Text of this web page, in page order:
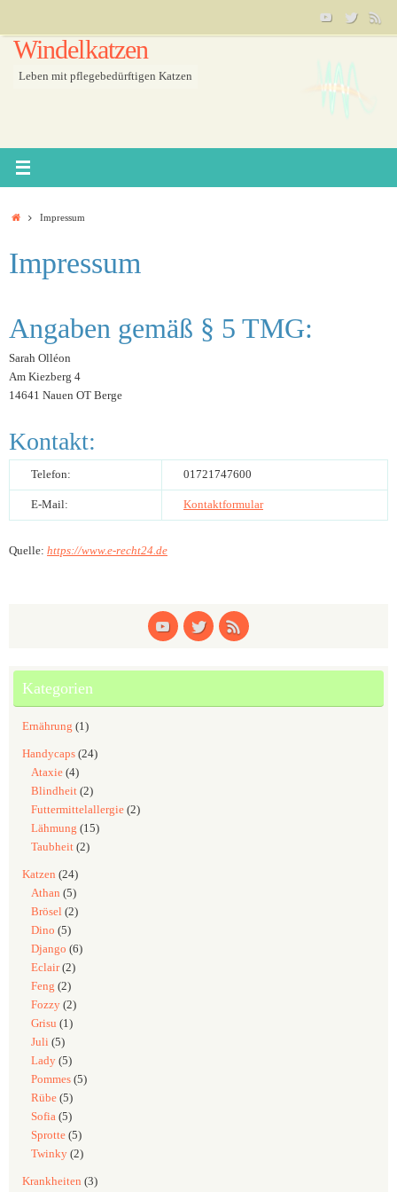
content
Windelkatzen
Leben mit pflegebedürftigen Katzen
HomeImpressum
Impressum
Angaben gemäß § 5 TMG:
Sarah Olléon
Am Kiezberg 4
14641 Nauen OT Berge
Kontakt:
Telefon: 01721747600
E-Mail: Kontaktformular
Quelle: https://www.e-recht24.de
Kategorien
Ernährung (1)
Handycaps (24)
Ataxie (4)
Blindheit (2)
Futtermittelallergie (2)
Lähmung (15)
Taubheit (2)
Katzen (24)
Athan (5)
Brösel (2)
Dino (5)
Django (6)
Eclair(2)
Feng (2)
Fozzy (2)
Grisu (1)
Juli (5)
Lady (5)
Pommes (5)
Rübe (5)
Sofia (5)
Sprotte (5)
Twinky (2)
Krankheiten (3)